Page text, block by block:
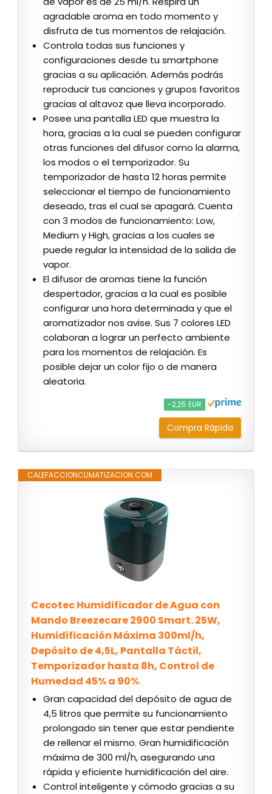
agradable aroma en todo momento y
disfruta de tus momentos de relajación.
Controla todas sus funciones y
configuraciones desde tu smartphone
gracias a su aplicación. Además podrás
reproducir tus canciones y grupos favoritos
gracias al altavoz que lleva incorporado.
Posee una pantalla LED que muestra la
hora, gracias a la cual se pueden configurar
otras funciones del difusor como la alarma,
los modos o el temporizador. Su
temporizador de hasta 12 horas permite
seleccionar el tiempo de funcionamiento
deseado, tras el cual se apagará. Cuenta
con 3 modos de funcionamiento: Low,
Medium y High, gracias a los cuales se
puede regular la intensidad de la salida de
vapor.
El difusor de aromas tiene la función
despertador, gracias a la cual es posible
configurar una hora determinada y que el
aromatizador nos avise. Sus 7 colores LED
colaboran a lograr un perfecto ambiente
para los momentos de relajación. Es
posible dejar un color fijo o de manera
aleatoria.
−2,25 EUR
Compra Rápida
CALEFACCIONCLIMATIZACION.COM
Cecotec Humidificador de Agua con
Mando Breezecare 2900 Smart. 25W,
Humidificación Máxima 300ml/h,
Depósito de 4,5L, Pantalla Táctil,
Temporizador hasta 8h, Control de
Humedad 45% a 90%
Gran capacidad del depósito de agua de
4,5 litros que permite su funcionamiento
prolongado sin tener que estar pendiente
de rellenar el mismo. Gran humidificación
máxima de 300 ml/h, asegurando una
rápida y eficiente humidificación del aire.
Control inteligente y cómodo gracias a su